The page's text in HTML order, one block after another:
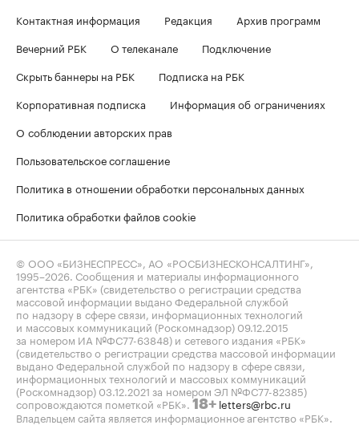
Контактная информация Редакция
Архив программ
Вечерний РБК
О телеканале
Подключение
Скрыть баннеры на РБК
Подписка на РБК
Корпоративная подписка
Информация об ограничениях
О соблюдении авторских прав
Пользовательское соглашение
Политика в отношении обработки персональных данных
Политика обработки файлов cookie
© ООО «БИЗНЕСПРЕСС», АО «РОСБИЗНЕСКОНСАЛТИНГ»,
1995–2026 . Сообщения и материалы информационного
агентства «РБК» (свидетельство о регистрации средства
массовой информации выдано Федеральной службой
по надзору в сфере связи, информационных технологий
и массовых коммуникаций (Роскомнадзор) 09.12.2015
за номером ИА №ФС77-63848) и сетевого издания «РБК»
(свидетельство о регистрации средства массовой информации
выдано Федеральной службой по надзору в сфере связи,
информационных технологий и массовых коммуникаций
(Роскомнадзор) 03.12.2021 за номером ЭЛ №ФС77-82385)
сопровождаются пометкой «РБК». 18+ letters@rbc.ru
Владельцем сайта является информационное агентство «РБК».